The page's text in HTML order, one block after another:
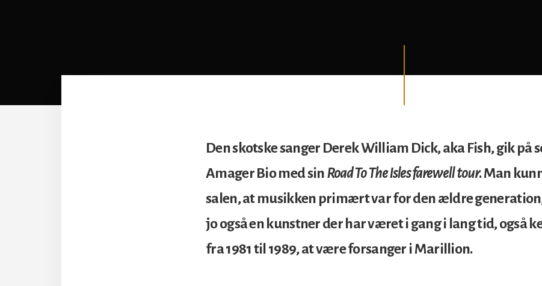
Den skotske sanger Derek William Dick, aka Fish, gik på
Amager Bio med sinRoad To The Isles farewell tour. Man
salen, at musikken primært var for den ældre generation,
jo også en kunstner der har været i gang i lang tid, også
fra 1981 til 1989, at være forsanger i Marillion.